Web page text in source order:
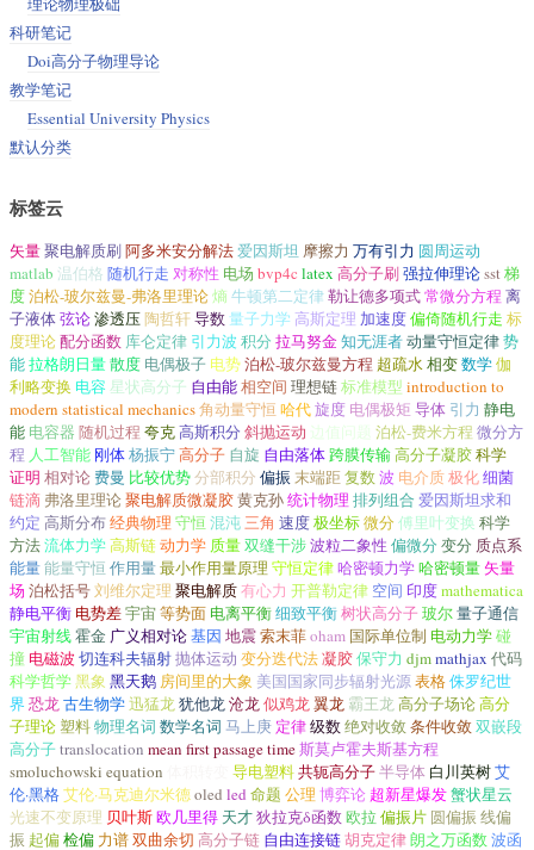
科研笔记
Doi高分子物理导论
教学笔记
Essential University Physics
默认分类
标签云
矢量聚电解质刷 阿多米安分解法爱因斯坦 摩擦力 万有引力 圆周运动
matlab 温伯格 随机行走 对称性 电场 bvp4c latex 高分子刷强拉伸理论sst梯
度泊松-玻尔兹曼-弗洛里理论熵 牛顿第二定律勒让德多项式常微分方程 离
子液体弦论渗透压陶哲轩导数量子力学高斯定理 加速度偏倚随机行走 标
度理论配分函数 库仑定律 引力波 积分 拉马努金知无涯者动量守恒定律势
能拉格朗日量散度 电偶极子 电势泊松-玻尔兹曼方程 超疏水相变数学伽
利略变换 电容星状高分子 自由能相空间 理想链标准模型 introduction to
modern statistical mechanics角动量守恒 哈代旋度 电偶极矩 导体 引力 静电
能 电容器 随机过程 夸克高斯积分 斜抛运动 边值问题 泊松-费米方程 微分方
程 人工智能 刚体杨振宁高分子 自旋 自由落体跨膜传输高分子凝胶科学
证明 相对论 费曼 比较优势分部积分 偏振 末端距复数波 电介质极化细菌
链滴 弗洛里理论聚电解质微凝胶黄克孙统计物理 排列组合 爱因斯坦求和
约定 高斯分布经典物理 守恒 混沌三角 速度极坐标微分傅里叶变换 科学
方法流体力学高斯链动力学 质量双缝干涉波粒二象性 偏微分 变分 质点系
能量能量守恒 作用量最小作用量原理 守恒定律哈密顿力学哈密顿量 矢量
场 泊松括号刘维尔定理 聚电解质有心力 开普勒定律 空间 印度mathematica
静电平衡 电势差宇宙等势面 电离平衡细致平衡树状高分子玻尔量子通信
宇宙射线霍金 广义相对论基因 地震索末菲oham 国际单位制 电动力学碰
撞 电磁波 切连科夫辐射抛体运动 变分迭代法凝胶保守力 djmmathjax 代码
科学哲学黑象 黑天鹅 房间里的大象 美国国家同步辐射光源表格侏罗纪世
界 恐龙古生物学迅猛龙犹他龙沧龙似鸡龙翼龙 霸王龙高分子场论高分
子理论 塑料物理名词 数学名词 马上庚 定律级数绝对收敛 条件收敛双嵌段
高分子translocation mean first passage time斯莫卢霍夫斯基方程
smoluchowski equation
导电塑料共轭高分子半导体 白川英树艾
伦·黑格艾伦·马克迪尔米德oled led 命题 公理 博弈论 超新星爆发蟹状星云
光速不变原理 贝叶斯欧几里得 天才狄拉克δ函数欧拉 偏振片 圆偏振 线偏
振 起偏 检偏 力谱双曲余切 高分子链 自由连接链胡克定律朗之万函数 波函